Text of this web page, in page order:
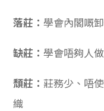
落莊：學會內閣嘅
缺莊：學會唔夠人
頹莊：莊務少、唔
織